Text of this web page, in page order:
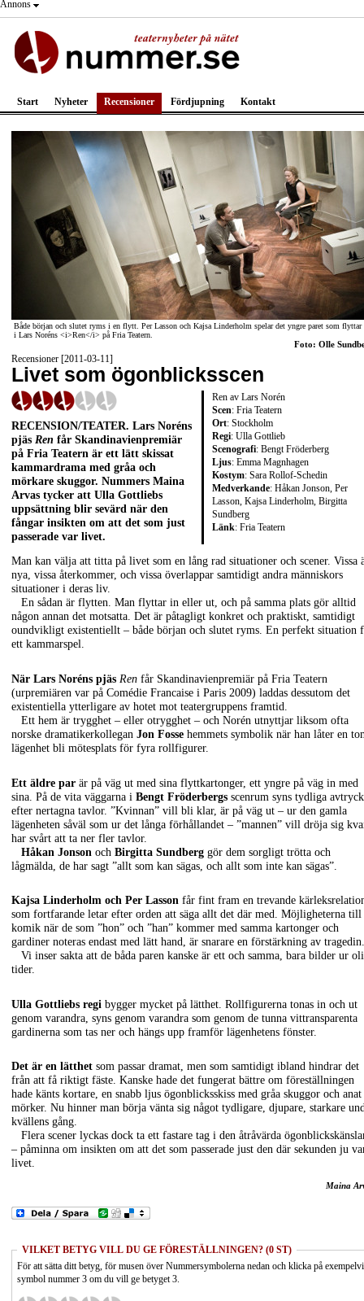
Annons
Start Nyheter Recensioner Fördjupning Kontakt
Både början och slutet ryms i en flytt. Per Lasson och Kajsa Linderholm spelar det yngre paret som flyttar
i Lars Noréns <i>Ren</i> på Fria Teatern.
Foto: Olle
Recensioner [2011-03-11]
Livet som ögonblicksscen
Ren av Lars Norén
Scen: Fria Teatern
Ort: Stockholm
Regi: Ulla Gottlieb
Scenografi: Bengt Fröderberg
Ljus: Emma Magnhagen
Kostym: Sara Rollof-Schedin
Medverkande: Håkan Jonson, Per
Lasson, Kajsa Linderholm, Birgitta
Sundberg
Länk: Fria Teatern
RECENSION/TEATER. Lars Noréns
pjäs Ren får Skandinavienpremiär
på Fria Teatern är ett lätt skissat
kammardrama med gråa och
mörkare skuggor. Nummers Maina
Arvas tycker att Ulla Gottliebs
uppsättning blir sevärd när den
fångar insikten om att det som just
passerade var livet.
Man kan välja att titta på livet som en lång rad situationer och scener. Vissa
nya, vissa återkommer, och vissa överlappar samtidigt andra människors
situationer i deras liv.
En sådan är flytten. Man flyttar in eller ut, och på samma plats gör alltid
någon annan det motsatta. Det är påtagligt konkret och praktiskt, samtidigt
oundvikligt existentiellt – både början och slutet ryms. En perfekt situation
ett kammarspel.
När Lars Noréns pjäs Ren får Skandinavienpremiär på Fria Teatern
(urpremiären var på Comédie Francaise i Paris 2009) laddas dessutom det
existentiella ytterligare av hotet mot teatergruppens framtid.
Ett hem är trygghet – eller otrygghet – och Norén utnyttjar liksom ofta
norske dramatikerkollegan Jon Fosse hemmets symbolik när han låter en
lägenhet bli mötesplats för fyra rollfigurer.
Ett äldre par är på väg ut med sina flyttkartonger, ett yngre på väg in med
sina. På de vita väggarna i Bengt Fröderbergs scenrum syns tydliga avtryck
efter nertagna tavlor. ”Kvinnan” vill bli klar, är på väg ut – ur den gamla
lägenheten såväl som ur det långa förhållandet – ”mannen” vill dröja sig
har svårt att ta ner fler tavlor.
Håkan Jonson och Birgitta Sundberg gör dem sorgligt trötta och
lågmälda, de har sagt ”allt som kan sägas, och allt som inte kan sägas”.
Kajsa Linderholm och Per Lasson får fint fram en trevande
som fortfarande letar efter orden att säga allt det där med. Möjligheterna till
komik när de som ”hon” och ”han” kommer med samma kartonger och
gardiner noteras endast med lätt hand, är snarare en förstärkning av tragedin.
Vi inser sakta att de båda paren kanske är ett och samma, bara bilder ur
tider.
Ulla Gottliebs regi bygger mycket på lätthet. Rollfigurerna tonas in och ut
genom varandra, syns genom varandra som genom de tunna vittransparenta
gardinerna som tas ner och hängs upp framför lägenhetens fönster.
Det är en lätthet som passar dramat, men som samtidigt ibland hindrar det
från att få riktigt fäste. Kanske hade det fungerat bättre om föreställningen
hade känts kortare, en snabb ljus ögonblicksskiss med gråa skuggor och anat
mörker. Nu hinner man börja vänta sig något tydligare, djupare, starkare
kvällens gång.
Flera scener lyckas dock ta ett fastare tag i den åtråvärda
– påminna om insikten om att det som passerade just den där sekunden ju
livet.
Maina
VILKET BETYG VILL DU GE FÖRESTÄLLNINGEN? (0 ST)
För att sätta ditt betyg, för musen över Nummersymbolerna nedan och klicka på
symbol nummer 3 om du vill ge betyget 3.